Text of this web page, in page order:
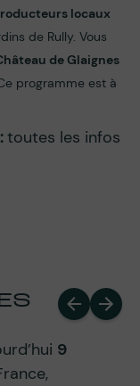
locaux
de Rully. Vous
de Glaignes
programme est à
toutes les infos
9